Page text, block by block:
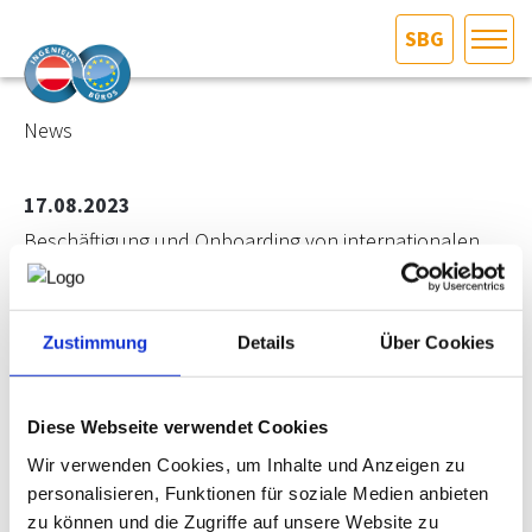
Zustimmung Details Über Cookies
Diese Webseite verwendet Cookies
Wir verwenden Cookies, um Inhalte und Anzeigen zu
personalisieren, Funktionen für soziale Medien anbieten
zu können und die Zugriffe auf unsere Website zu
SBG
DAS INGENIEURBÜRO
INTERESSEN­VERTRETUNG
MITGLIEDER­VERZEICHNIS
KONTAKT
News
17.08.2023
Beschäftigung und Onboarding von internationalen
Arbeitskräften
Business Agency (ABA) laden Sie zu einem spannenden
Online-Vortrag ein, bei dem es um die Beschäftigung und
regionalen Unternehmensstrukturen Kärntens geht.
Inhalte des Vortrages:
Recruiting von Arbeitskräften: Ausgewählte Best
Practice Beispiele aus KMUs in Österreich.